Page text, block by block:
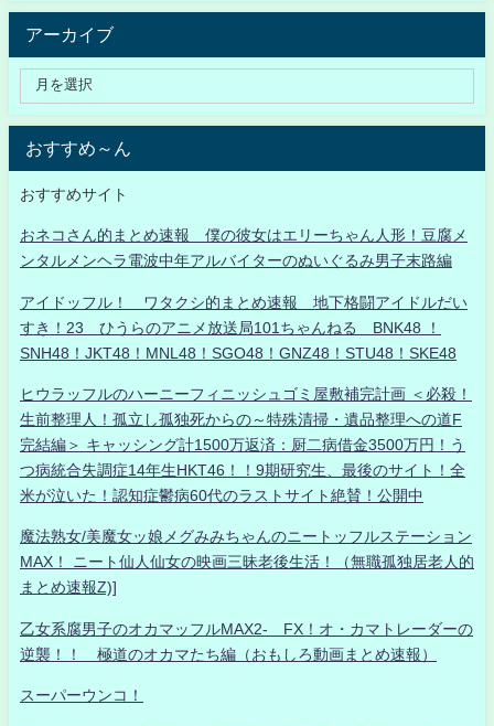
アーカイブ
おすすめ～ん
おすすめサイト
おネコさん的まとめ速報 僕の彼女はエリーちゃん人形！豆腐メ
ンタルメンヘラ電波中年アルバイターのぬいぐるみ男子末路編
アイドッフル！ ワタクシ的まとめ速報 地下格闘アイドルだい
すき！23 ひうらのアニメ放送局101ちゃんねる BNK48 ！
SNH48！JKT48！MNL48！SGO48！GNZ48！STU48！SKE48
ヒウラッフルのハーニーフィニッシュゴミ屋敷補完計画 ＜必殺！
生前整理人！孤立し孤独死からの～特殊清掃・遺品整理への道F
完結編＞ キャッシング計1500万返済：厨二病借金3500万円！う
つ病統合失調症14年生HKT46！！9期研究生、最後のサイト！全
米が泣いた！認知症鬱病60代のラストサイト絶賛！公開中
魔法熟女/美魔女ッ娘メグみみちゃんのニートッフルステーション
MAX！ ニート仙人仙女の映画三昧老後生活！（無職孤独居老人的
まとめ速報Z)]
乙女系腐男子のオカマッフルMAX2- FX！オ・カマトレーダーの
逆襲！！ 極道のオカマたち編（おもしろ動画まとめ速報）
スーパーウンコ！